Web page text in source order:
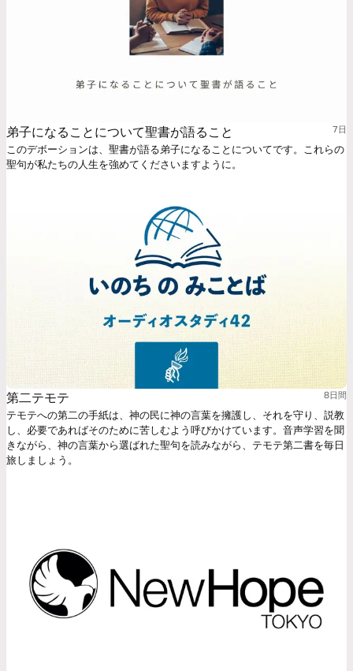
弟子になることについて聖書が語ること 7日
このデボーションは、聖書が語る弟子になることについてです。これらの
聖句が私たちの人生を強めてくださいますように。
第二テモテ 8日間
テモテへの第二の手紙は、神の民に神の言葉を擁護し、それを守り、説教
し、必要であればそのために苦しむよう呼びかけています。音声学習を聞
きながら、神の言葉から選ばれた聖句を読みながら、テモテ第二書を毎日
旅しましょう。